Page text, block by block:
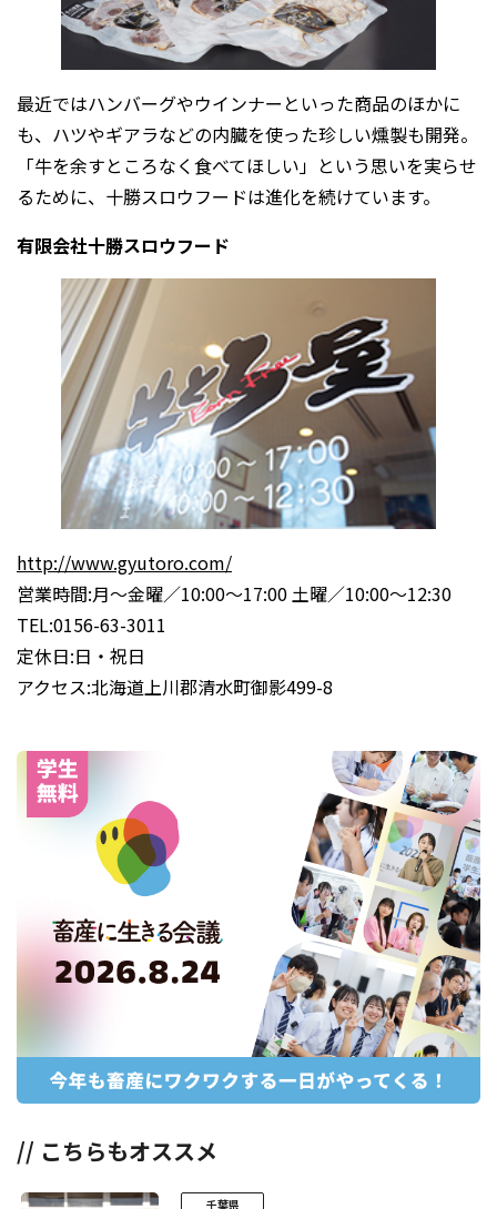
最近ではハンバーグやウインナーといった商品のほかに
も、ハツやギアラなどの内臓を使った珍しい燻製も開発。
「牛を余すところなく食べてほしい」という思いを実らせ
るために、十勝スロウフードは進化を続けています。
有限会社十勝スロウフード
http://www.gyutoro.com/
営業時間:月～金曜／10:00～17:00 土曜／10:00～12:30
TEL:0156-63-3011
定休日:日・祝日
アクセス:北海道上川郡清水町御影499-8
// こちらもオススメ
千葉県